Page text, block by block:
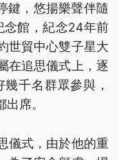
鍵，悠揚樂聲伴隨
念館，紀念24年前
世貿中心雙子星大
在追思儀式上，逐
千名群眾參與，
席。
儀式，由於他的重